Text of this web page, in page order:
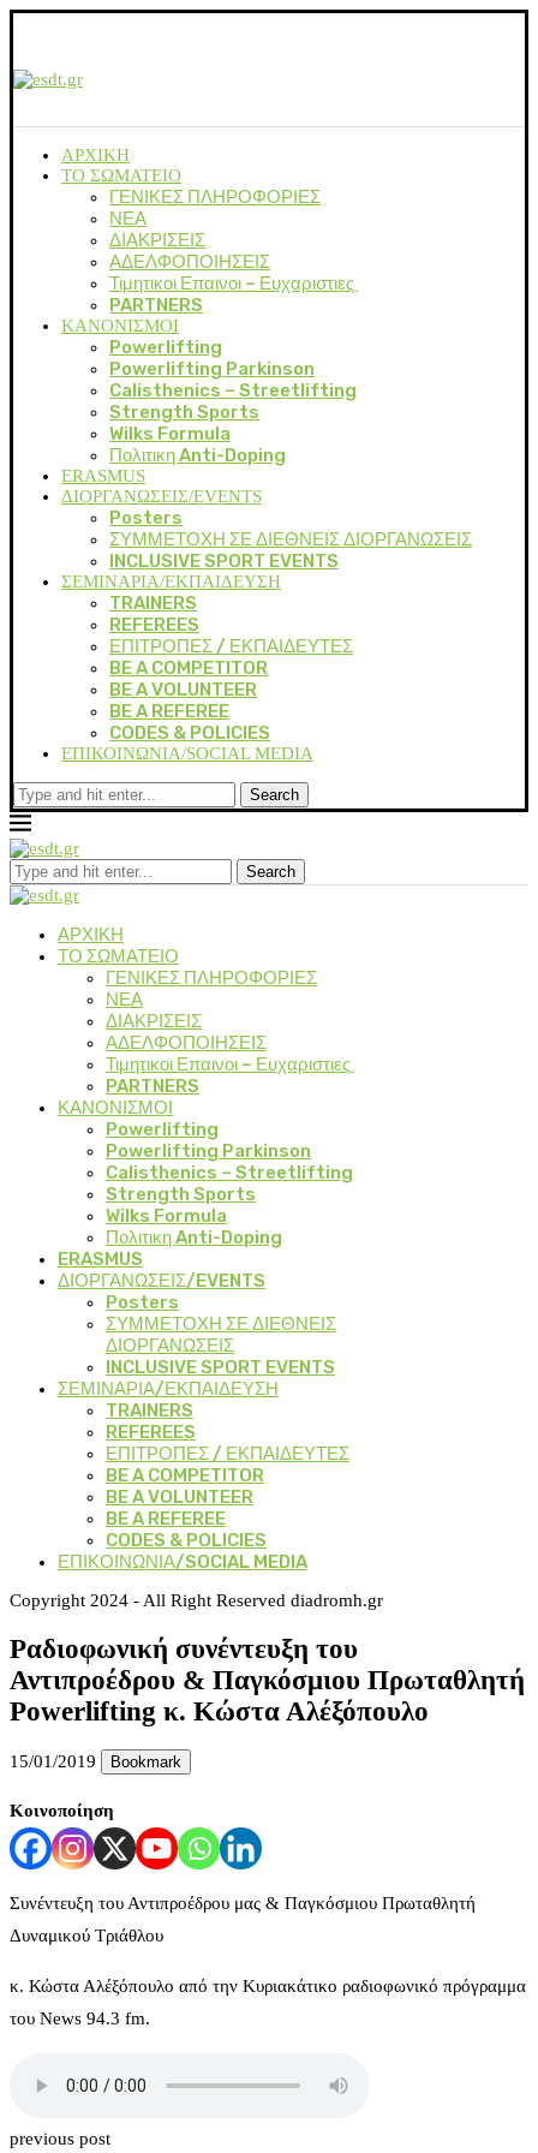
ΑΡΧΙΚΗ
ΤΟ ΣΩΜΑΤΕΙΟ
ΓΕΝΙΚΕΣ ΠΛΗΡΟΦΟΡΙΕΣ
ΝΕΑ
ΔΙΑΚΡΙΣΕΙΣ
ΑΔΕΛΦΟΠΟΙΗΣΕΙΣ
Τιμητικοι Επαινοι – Ευχαριστιες
PARTNERS
ΚΑΝΟΝΙΣΜΟΙ
Powerlifting
Powerlifting Parkinson
Calisthenics – Streetlifting
Strength Sports
Wilks Formula
Πολιτικη Anti-Doping
ERASMUS
ΔΙΟΡΓΑΝΩΣΕΙΣ/EVENTS
Posters
ΣΥΜΜΕΤΟΧΗ ΣΕ ΔΙΕΘΝΕΙΣ ΔΙΟΡΓΑΝΩΣΕΙΣ
INCLUSIVE SPORT EVENTS
ΣΕΜΙΝΑΡΙΑ/ΕΚΠΑΙΔΕΥΣΗ
TRAINERS
REFEREES
ΕΠΙΤΡΟΠΕΣ / ΕΚΠΑΙΔΕΥΤΕΣ
BE A COMPETITOR
BE A VOLUNTEER
BE A REFEREE
CODES & POLICIES
ΕΠΙΚΟΙΝΩΝΙΑ/SOCIAL MEDIA
Search
Search
ΑΡΧΙΚΗ
ΤΟ ΣΩΜΑΤΕΙΟ
ΓΕΝΙΚΕΣ ΠΛΗΡΟΦΟΡΙΕΣ
ΝΕΑ
ΔΙΑΚΡΙΣΕΙΣ
ΑΔΕΛΦΟΠΟΙΗΣΕΙΣ
Τιμητικοι Επαινοι – Ευχαριστιες
PARTNERS
ΚΑΝΟΝΙΣΜΟΙ
Powerlifting
Powerlifting Parkinson
Calisthenics – Streetlifting
Strength Sports
Wilks Formula
Πολιτικη Anti-Doping
ERASMUS
ΔΙΟΡΓΑΝΩΣΕΙΣ/EVENTS
Posters
ΣΥΜΜΕΤΟΧΗ ΣΕ ΔΙΕΘΝΕΙΣ
ΔΙΟΡΓΑΝΩΣΕΙΣ
INCLUSIVE SPORT EVENTS
ΣΕΜΙΝΑΡΙΑ/ΕΚΠΑΙΔΕΥΣΗ
TRAINERS
REFEREES
ΕΠΙΤΡΟΠΕΣ / ΕΚΠΑΙΔΕΥΤΕΣ
BE A COMPETITOR
BE A VOLUNTEER
BE A REFEREE
CODES & POLICIES
ΕΠΙΚΟΙΝΩΝΙΑ/SOCIAL MEDIA
Copyright 2024 - All Right Reserved diadromh.gr
Ραδιοφωνική συνέντευξη του
Αντιπροέδρου & Παγκόσμιου Πρωταθλητή
Powerlifting κ. Κώστα Αλέξόπουλο
15/01/2019 Bookmark
Κοινοποίηση
Συνέντευξη του Αντιπροέδρου μας & Παγκόσμιου Πρωταθλητή
Δυναμικού Τριάθλου
κ. Κώστα Αλέξόπουλο από την Κυριακάτικο ραδιοφωνικό πρόγραμμα
του News 94.3 fm.
previous post